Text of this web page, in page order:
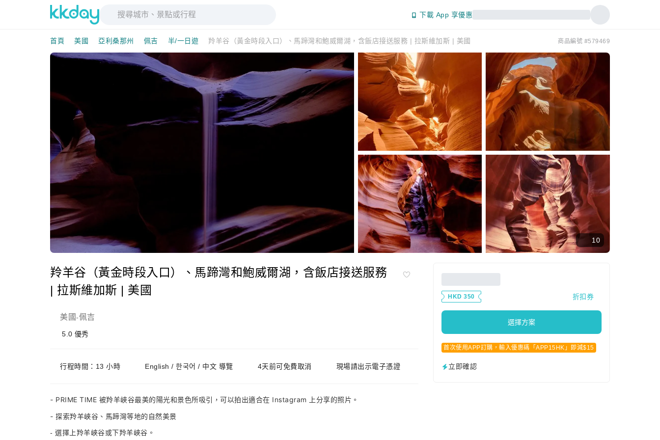
下載 App 享優惠
首頁 美國 亞利桑那州 佩吉 半/一日遊 羚羊谷（黃金時段入口）、馬蹄灣和鮑威爾湖，含飯店接送服務 | 拉斯維加斯 | 美國 商品編號 #579469
10
羚羊谷（黃金時段入口）、馬蹄灣和鮑威爾湖，含飯店接送服務
| 拉斯維加斯 | 美國
美國-佩吉
5.0 優秀
行程時間：13 小時 English / 한국어 / 中文 導覽 4天前可免費取消 現場請出示電子憑證
- PRIME TIME 被羚羊峽谷最美的陽光和景色所吸引，可以拍出適合在 Instagram 上分享的照片。
- 探索羚羊峽谷、馬蹄灣等地的自然美景
- 選擇上羚羊峽谷或下羚羊峽谷。
HKD 350 折扣券
選擇方案
首次使用APP訂購，輸入優惠碼「APP15HK」即減$15
立即確認